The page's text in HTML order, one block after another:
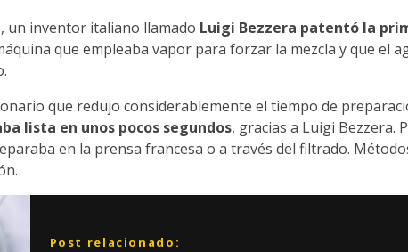
un inventor italiano llamado Luigi Bezzera patentó la
que empleaba vapor para forzar la mezcla y que el
que redujo considerablemente el tiempo de
lista en unos pocos segundos, gracias a Luigi Bezzera.
en la prensa francesa o a través del filtrado.
Post relacionado: